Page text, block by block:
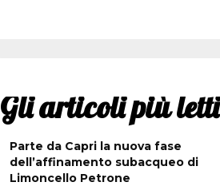
Gli articoli più letti
Parte da Capri la nuova fase
dell’affinamento subacqueo di
Limoncello Petrone